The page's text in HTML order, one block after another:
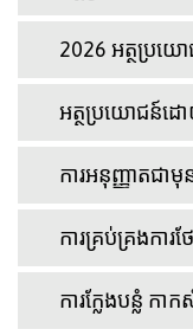
2026 អត្ថប្រយ
អត្ថប្រយោជន៍ដោ
ការអនុញ្ញាតជាមុ
ការគ្រប់គ្រងការថ
ការក្លែងបន្លំ